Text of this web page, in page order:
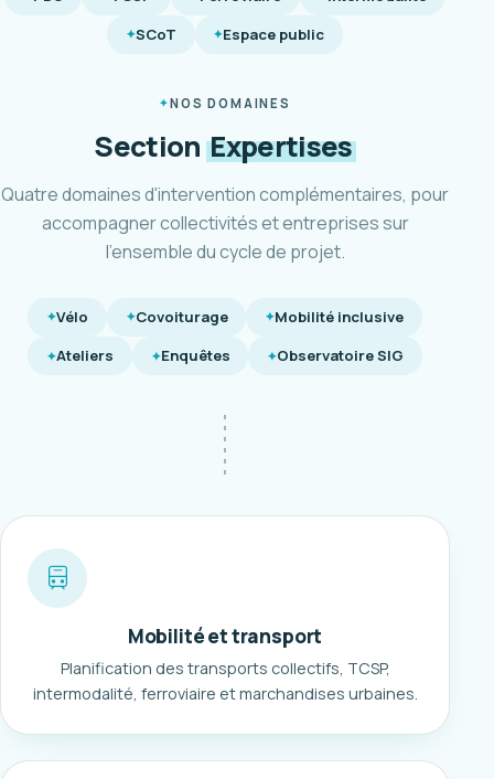
SCoT
Espace public
NOS DOMAINES
SectionExpertises
Quatre domaines d'intervention complémentaires, pour
accompagner collectivités et entreprises sur
l'ensemble du cycle de projet.
Vélo Covoiturage
Mobilité inclusive
Ateliers
Enquêtes Observatoire SIG
Mobilité et transport
Planification des transports collectifs, TCSP,
intermodalité, ferroviaire et marchandises urbaines.